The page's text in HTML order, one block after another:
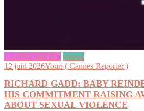
CANNESERIES videos
12 juin 2026Youri ( Cannes Reporter )
RICHARD GADD: BABY
HIS COMMITMENT RAISING
ABOUT SEXUAL VIOLENCE